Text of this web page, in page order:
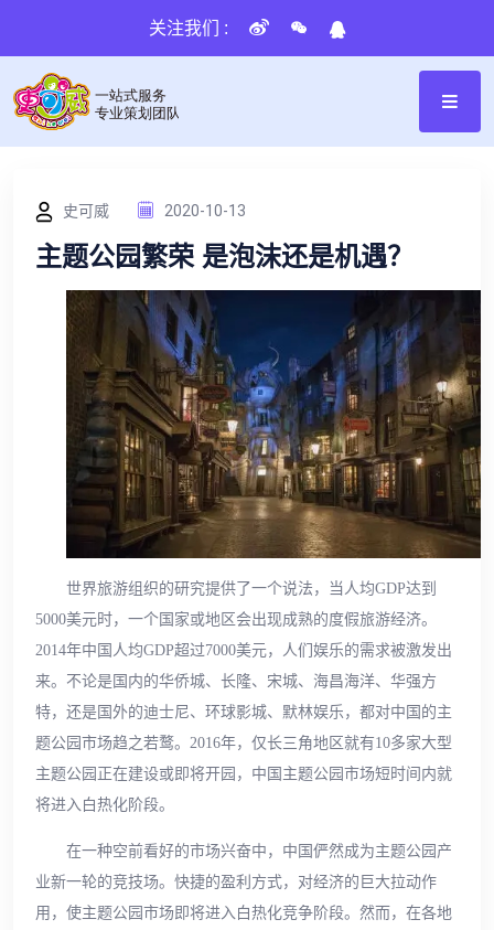
关注我们 :
史可威 2020-10-13
主题公园繁荣 是泡沫还是机遇？
世界旅游组织的研究提供了一个说法，当人均GDP达到
5000美元时，一个国家或地区会出现成熟的度假旅游经济。
2014年中国人均GDP超过7000美元，人们娱乐的需求被激发出
来。不论是国内的华侨城、长隆、宋城、海昌海洋、华强方
特，还是国外的迪士尼、环球影城、默林娱乐，都对中国的主
题公园市场趋之若鹜。2016年，仅长三角地区就有10多家大型
主题公园正在建设或即将开园，中国主题公园市场短时间内就
将进入白热化阶段。
在一种空前看好的市场兴奋中，中国俨然成为主题公园产
业新一轮的竞技场。快捷的盈利方式，对经济的巨大拉动作
用，使主题公园市场即将进入白热化竞争阶段。然而，在各地